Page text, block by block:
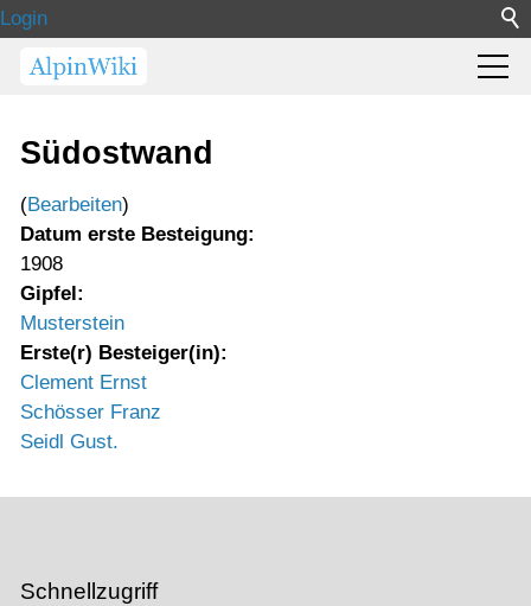
Login
Südostwand
(Bearbeiten)
Datum erste Besteigung:
1908
Gipfel:
Musterstein
Erste(r) Besteiger(in):
Clement Ernst
Schösser Franz
Seidl Gust.
Schnellzugriff